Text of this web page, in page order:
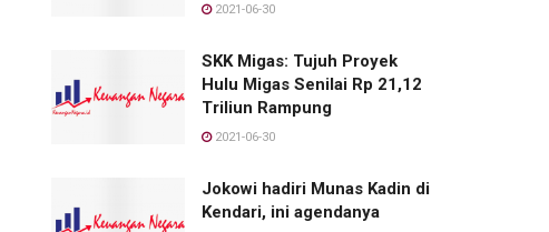
2021-06-30
SKK Migas: Tujuh Proyek
Hulu Migas Senilai Rp 21,12
Triliun Rampung
2021-06-30
Jokowi hadiri Munas Kadin di
Kendari, ini agendanya